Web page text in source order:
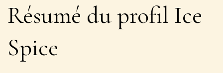
Résumé du profil Ice
Spice